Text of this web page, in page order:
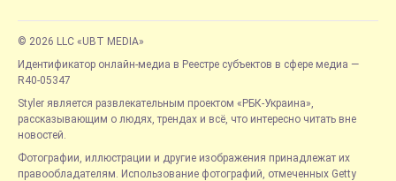
© 2026 LLC «UBT MEDIA»
Идентификатор онлайн-медиа в Реестре субъектов в сфере медиа —
R40-05347
Styler является развлекательным проектом «РБК-Украина»,
рассказывающим о людях, трендах и всё, что интересно читать вне
новостей.
Фотографии, иллюстрации и другие изображения принадлежат их
правообладателям. Использование фотографий, отмеченных Getty